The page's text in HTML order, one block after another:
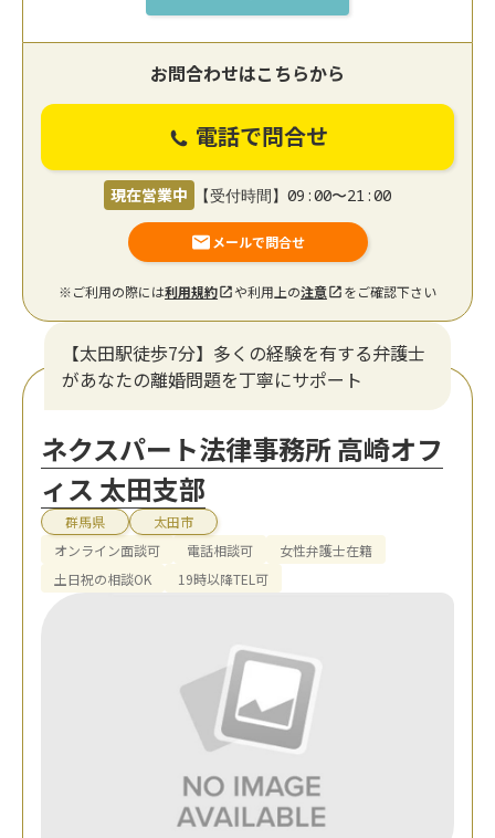
お問合わせはこちらから
電話で問合せ
現在営業中 【受付時間】09:00〜21:00
メールで問合せ
※ご利用の際には利用規約 や利用上の注意 をご確認下さい
【太田駅徒歩7分】多くの経験を有する弁護士
があなたの離婚問題を丁寧にサポート
ネクスパート法律事務所 高崎オフ
ィス 太田支部
群馬県
太田市
オンライン面談可
電話相談可
女性弁護士在籍
土日祝の相談OK
19時以降TEL可